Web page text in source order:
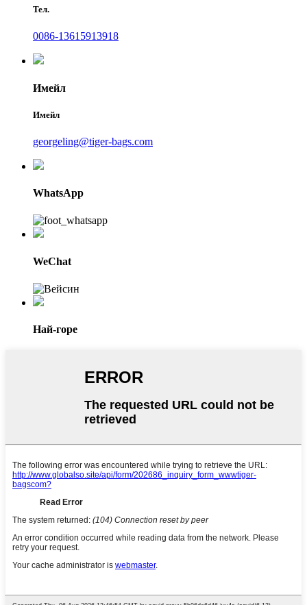
Тел.
0086-13615913918
Имейл
Имейл
georgeling@tiger-bags.com
WhatsApp
WeChat
Най-горе